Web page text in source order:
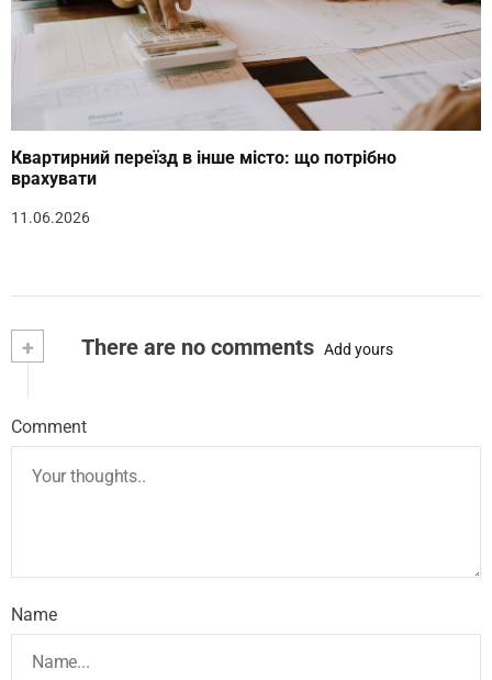
Квартирний переїзд в інше місто: що потрібно
врахувати
11.06.2026
+ There are no comments Add yours
Comment
Name